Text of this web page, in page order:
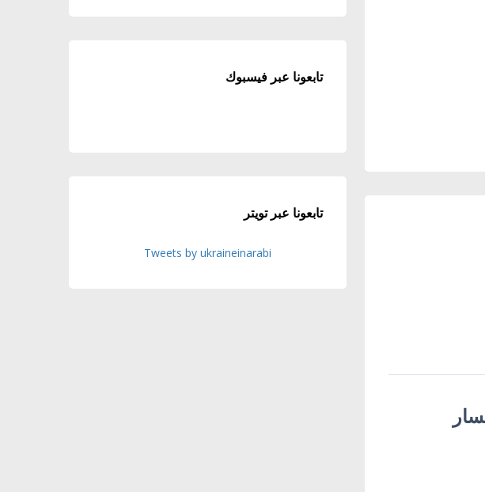
تابعونا عبر فيسبوك
تابعونا عبر تويتر
Tweets by ukraineinarabi